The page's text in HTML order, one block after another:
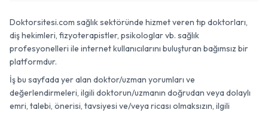
Doktorsitesi.com sağlık sektöründe hizmet veren tıp doktorları,
diş hekimleri, fizyoterapistler, psikologlar vb. sağlık
profesyonelleri ile internet kullanıcılarını buluşturan bağımsız bir
platformdur.
İş bu sayfada yer alan doktor/uzman yorumları ve
değerlendirmeleri, ilgili doktorun/uzmanın doğrudan veya dolaylı
emri, talebi, önerisi, tavsiyesi ve/veya ricası olmaksızın, ilgili